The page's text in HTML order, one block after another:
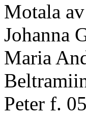
Motala
Johanna
Maria
Peter f.